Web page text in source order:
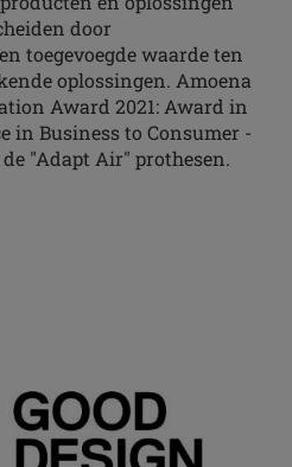
door
toegevoegde waarde ten
oplossingen. Amoena
Award 2021: Award in
in Business to Consumer -
"Adapt Air" prothesen.